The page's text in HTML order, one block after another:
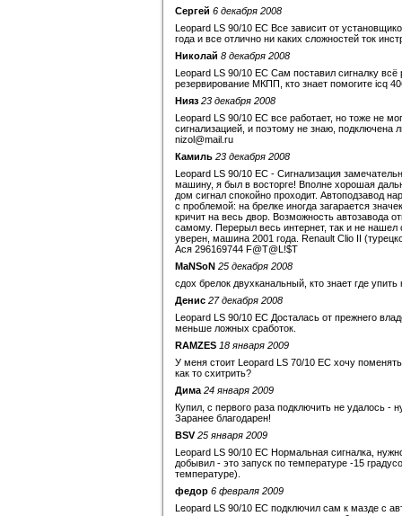
Сергей 6 декабря 2008
Leopard LS 90/10 EC Все зависит от
года и все отлично ни каких сложностей ток
Николай 8 декабря 2008
Leopard LS 90/10 EC Сам поставил сигналку всё
резервирование МКПП, кто знает помогите icq
Нияз 23 декабря 2008
Leopard LS 90/10 EC все работает, но тоже не
сигнализацией, и поэтому не знаю, подключена
nizol@mail.ru
Камиль 23 декабря 2008
Leopard LS 90/10 EC - Сигнализация
машину, я был в восторге! Вполне хорошая
дом сигнал спокойно проходит. Автоподзавод
с проблемой: на брелке иногда загарается
кричит на весь двор. Возможность автозавода
самому. Перерыл весь интернет, так и не нашел
уверен, машина 2001 года. Renault Clio II
Ася 296169744 F@T@L!$T
MaNSoN 25 декабря 2008
сдох брелок двухканальный, кто знает где
Денис 27 декабря 2008
Leopard LS 90/10 EC Досталась от прежнего
меньше ложных сработок.
RAMZES 18 января 2009
У меня стоит Leopard LS 70/10 EC хочу
как то схитрить?
Дима 24 января 2009
Купил, с первого раза подключить не удалось -
Заранее благодарен!
BSV 25 января 2009
Leopard LS 90/10 EC Нормальная сигналка,
добывил - это запуск по температуре -15
температуре).
федор 6 февраля 2009
Leopard LS 90/10 EC подключил сам к мазде с